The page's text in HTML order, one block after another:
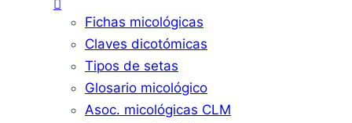
Fichas micológicas
Claves dicotómicas
Tipos de setas
Glosario micológico
Asoc. micológicas CLM